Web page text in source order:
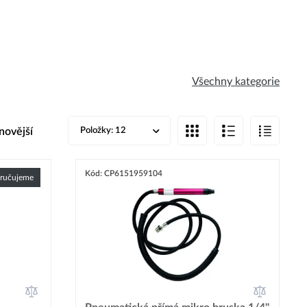
a vybavení.
Všechny kategorie
Položky: 12
Kód: CP6151959104